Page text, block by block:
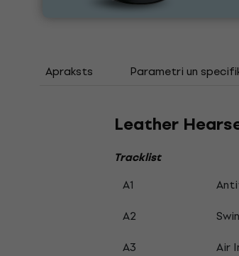
Apraksts Parametri un
Leather
Tracklist
A1
A2
A3
Air